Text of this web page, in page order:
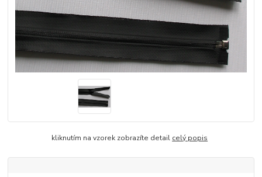
kliknutím na vzorek zobrazíte detail celý popis